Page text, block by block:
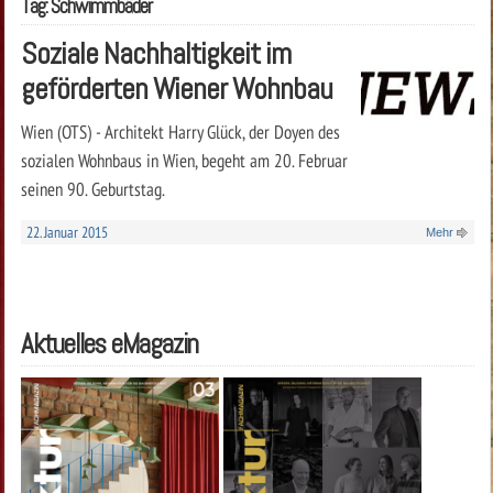
Tag: Schwimmbäder
Soziale Nachhaltigkeit im
geförderten Wiener Wohnbau
Wien (OTS) - Architekt Harry Glück, der Doyen des
sozialen Wohnbaus in Wien, begeht am 20. Februar
seinen 90. Geburtstag.
22. Januar 2015 Mehr
Aktuelles eMagazin